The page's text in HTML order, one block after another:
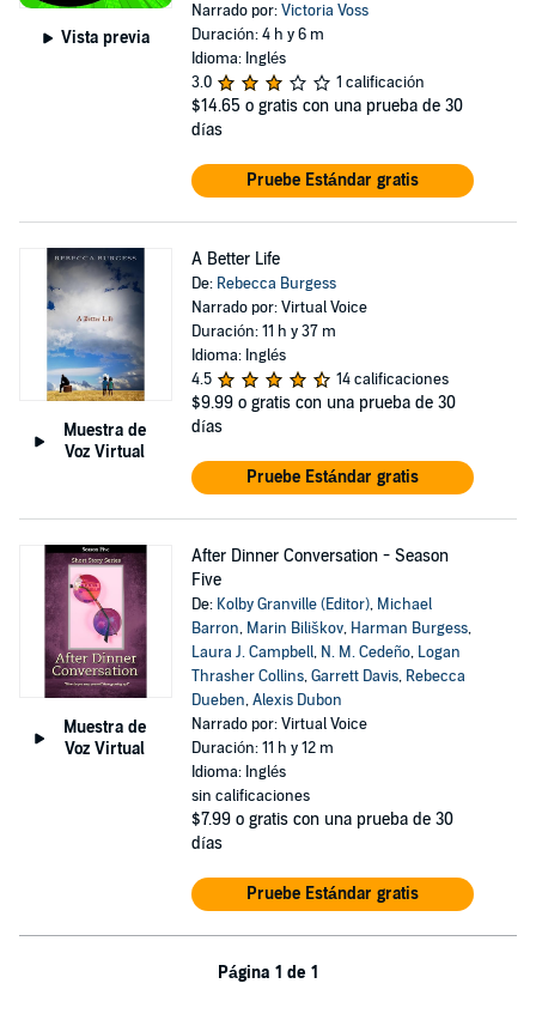
Vista previa
Narrado por:Victoria Voss
Duración: 4 h y 6 m
Idioma: Inglés
3.0
1 calificación
$14.65 o gratis con una prueba de 30
días
Pruebe Estándar gratis
Muestra de
Voz Virtual
A Better Life
De: Rebecca Burgess
Narrado por: Virtual Voice
Duración: 11 h y 37 m
Idioma: Inglés
4.5
14 calificaciones
$9.99 o gratis con una prueba de 30
días
Pruebe Estándar gratis
Muestra de
Voz Virtual
After Dinner Conversation - Season
Five
De: Kolby Granville (Editor), Michael
Barron, Marin Biliškov, Harman Burgess,
Laura J. Campbell, N. M. Cedeño, Logan
Thrasher Collins,Garrett Davis, Rebecca
Dueben,Alexis Dubon
Narrado por: Virtual Voice
Duración: 11 h y 12 m
Idioma: Inglés
sin calificaciones
$7.99 o gratis con una prueba de 30
días
Pruebe Estándar gratis
Página 1 de 1